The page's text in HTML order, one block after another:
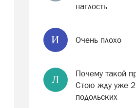
наглость.
И Очень плохо
Л
Почему такой
Стою жду уже
подольских